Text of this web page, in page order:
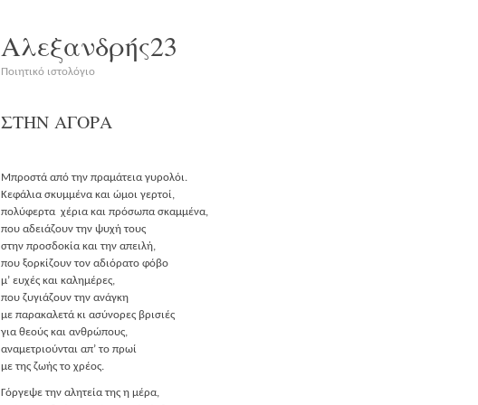
Αλεξανδρής23
Ποιητικό ιστολόγιο
ΣΤΗΝ ΑΓΟΡΑ
Μπρο­στά από την πρα­μά­τεια γυρολόι.
Κεφά­λια σκυμ­μέ­να και ώμοι γερτοί,
πολύ­φερ­τα χέρια και πρό­σω­πα σκαμμένα,
που αδειά­ζουν την ψυχή τους
στην προσ­δο­κία και την απειλή,
που ξορ­κί­ζουν τον αδιό­ρα­το φόβο
μ’ ευχές και καλημέρες,
που ζυγιά­ζουν την ανάγκη
με παρα­κα­λε­τά κι ασύ­νο­ρες βρισιές
για θεούς και ανθρώπους,
ανα­με­τριού­νται απ’ το πρωί
με της ζωής το χρέος.
Γόρ­γε­ψε την αλη­τεία της η μέρα,